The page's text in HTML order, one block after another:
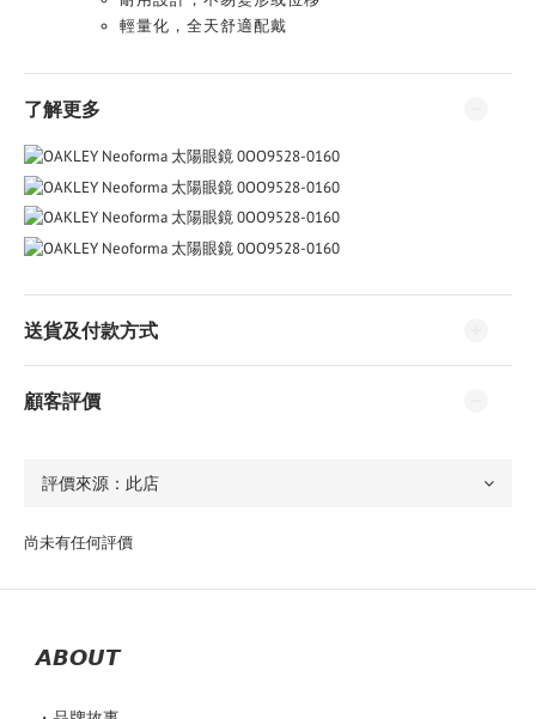
輕量化，全天舒適配戴
了解更多
送貨及付款方式
顧客評價
尚未有任何評價
𝘼𝘽𝙊𝙐𝙏